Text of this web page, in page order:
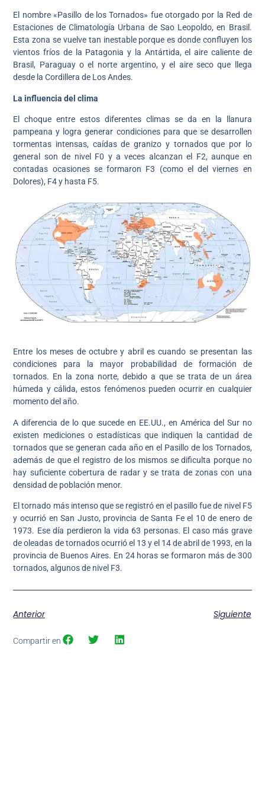
El nombre «Pasillo de los Tornados» fue otorgado por la Red de
Estaciones de Climatología Urbana de Sao Leopoldo, en Brasil.
Esta zona se vuelve tan inestable porque es donde confluyen los
vientos fríos de la Patagonia y la Antártida, el aire caliente de
Brasil, Paraguay o el norte argentino, y el aire seco que llega
desde la Cordillera de Los Andes.
La influencia del clima
El choque entre estos diferentes climas se da en la llanura
pampeana y logra generar condiciones para que se desarrollen
tormentas intensas, caídas de granizo y tornados que por lo
general son de nivel F0 y a veces alcanzan el F2, aunque en
contadas ocasiones se formaron F3 (como el del viernes en
Dolores), F4 y hasta F5.
Entre los meses de octubre y abril es cuando se presentan las
condiciones para la mayor probabilidad de formación de
tornados. En la zona norte, debido a que se trata de un área
húmeda y cálida, estos fenómenos pueden ocurrir en cualquier
momento del año.
A diferencia de lo que sucede en EE.UU., en América del Sur no
existen mediciones o estadísticas que indiquen la cantidad de
tornados que se generan cada año en el Pasillo de los Tornados,
además de que el registro de los mismos se dificulta porque no
hay suficiente cobertura de radar y se trata de zonas con una
densidad de población menor.
El tornado más intenso que se registró en el pasillo fue de nivel F5
y ocurrió en San Justo, provincia de Santa Fe el 10 de enero de
1973. Ese día perdieron la vida 63 personas. El caso más grave
de oleadas de tornados ocurrió el 13 y el 14 de abril de 1993, en la
provincia de Buenos Aires. En 24 horas se formaron más de 300
tornados, algunos de nivel F3.
Anterior Siguiente
Compartir en